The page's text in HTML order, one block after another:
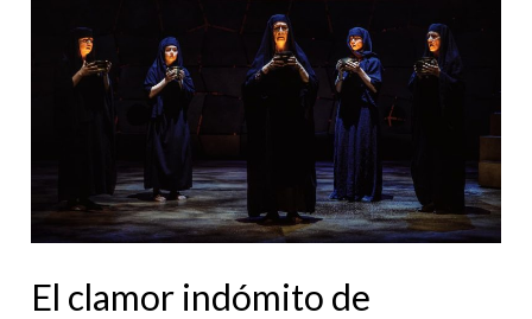
El clamor indómito de
indómito
“Numancia”
los
del